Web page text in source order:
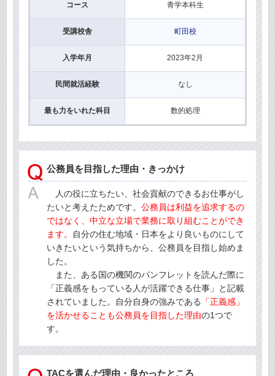
コース 青学本科生
受講校舎 町田校
入学年月 2023年2月
民間就活経験 なし
最も力をいれた科目 数的処理
公務員を目指した理由・きっかけ
人の役に立ちたい、社会貢献のできるお仕事がし
たいと考えたためです。 公務員は利益を追求するの
ではなく、中立な立場で業務に取り組むことができ
ます。
自分の住む地域・日本をより良いものにして
いきたいという気持ちから、公務員を目指し始めま
した。
また、ある国の機関のパンフレットを読んだ際に
「正義感をもっている人が活躍できる仕事」と記載
されていました。自分自身の強みである
「正義感」
を活かせることも公務員を目指した理由の1つで
す。
TACを選んだ理由・良かったところ